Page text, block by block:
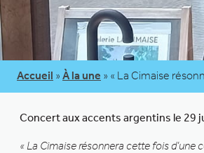
Accueil » À la une » « La Cimaise
Concert aux accents argentins le 29
« La Cimaise résonnera cette fois